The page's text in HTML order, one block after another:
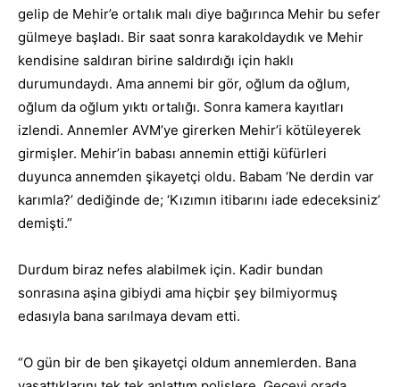
gelip de Mehir’e ortalık malı diye bağırınca Mehir bu sefer
gülmeye başladı. Bir saat sonra karakoldaydık ve Mehir
kendisine saldıran birine saldırdığı için haklı
durumundaydı. Ama annemi bir gör, oğlum da oğlum,
oğlum da oğlum yıktı ortalığı. Sonra kamera kayıtları
izlendi. Annemler AVM’ye girerken Mehir’i kötüleyerek
girmişler. Mehir’in babası annemin ettiği küfürleri
duyunca annemden şikayetçi oldu. Babam ‘Ne derdin var
karımla?’ dediğinde de; ‘Kızımın itibarını iade edeceksiniz’
demişti.”
Durdum biraz nefes alabilmek için. Kadir bundan
sonrasına aşina gibiydi ama hiçbir şey bilmiyormuş
edasıyla bana sarılmaya devam etti.
“O gün bir de ben şikayetçi oldum annemlerden. Bana